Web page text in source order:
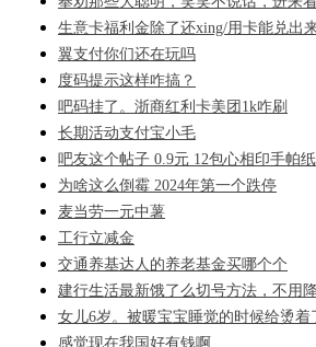
生意卡福利金除了还xing/用卡能兑出
翼支付你们还在玩吗
度码提示这样咋搞？
吧码挂了。浙商红利卡美团1k咋刷
长期活动支付宝小毛
吧友这个帖子 0.9元 12包心相印手帕纸
为啥这么倒霉 2024年第一个跌停
麦当劳一元中薯
工行立减金
交通养基达人的养老基金买哪个个
建行生活最新饿了么切号方法，不用
女儿6岁。被暖宝宝睡觉的时候给烫着
感觉现在我国好有钱啊